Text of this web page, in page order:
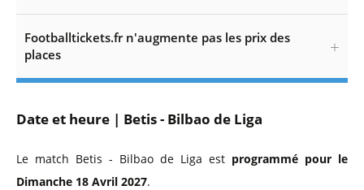
Footballtickets.fr n'augmente pas les prix des
places
Date et heure | Betis - Bilbao de Liga
Le match Betis - Bilbao de Liga est programmé pour le
Dimanche 18 Avril 2027.